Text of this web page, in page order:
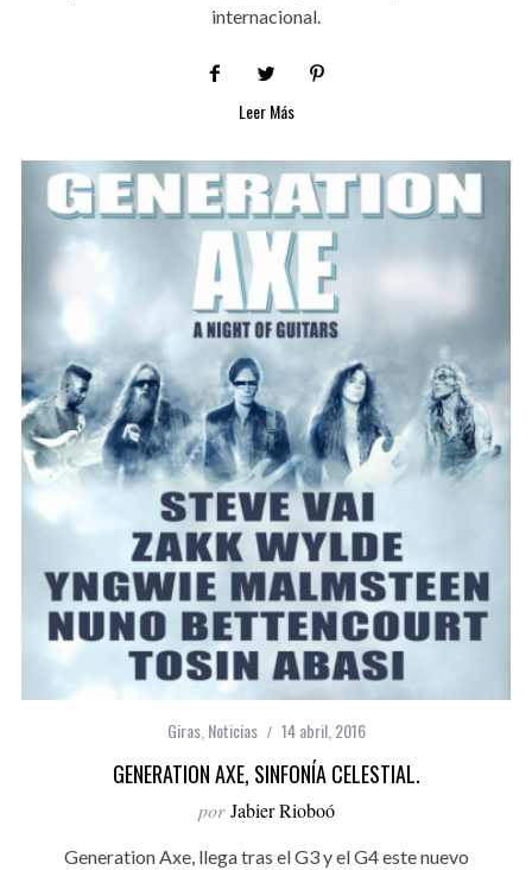
internacional.
Leer Más
Giras,Noticias 14 abril, 2016
GENERATION AXE, SINFONÍA CELESTIAL.
por Jabier Rioboó
Generation Axe, llega tras el G3 y el G4 este nuevo